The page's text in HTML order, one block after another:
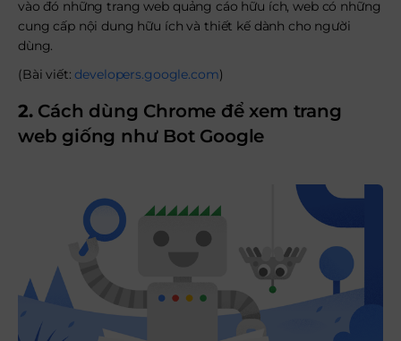
vào đó những trang web quảng cáo hữu ích, web có những
cung cấp nội dung hữu ích và thiết kế dành cho người
dùng.
(Bài viết:developers.google.com)
2. Cách dùng Chrome để xem trang
web giống như Bot Google